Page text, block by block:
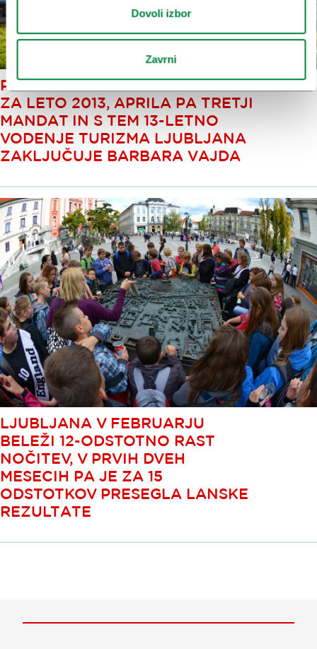
Dovoli izbor
Zavrni
POTRJENO LETNO POROČILO
ZA LETO 2013, APRILA PA TRETJI
MANDAT IN S TEM 13-LETNO
VODENJE TURIZMA LJUBLJANA
ZAKLJUČUJE BARBARA VAJDA
LJUBLJANA V FEBRUARJU
BELEŽI 12-ODSTOTNO RAST
NOČITEV, V PRVIH DVEH
MESECIH PA JE ZA 15
ODSTOTKOV PRESEGLA LANSKE
REZULTATE